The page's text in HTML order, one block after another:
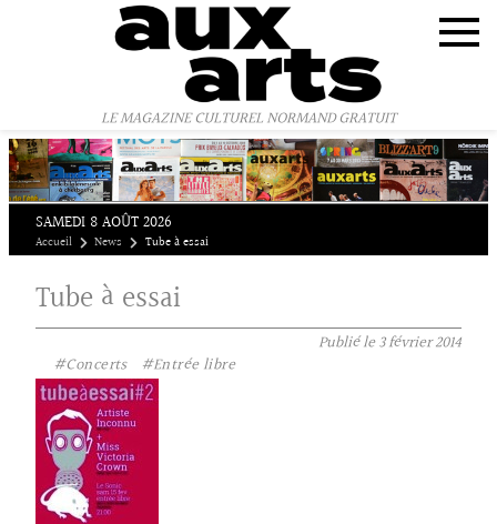
LE MAGAZINE CULTUREL NORMAND GRATUIT
SAMEDI 8 AOÛT 2026
Accueil News Tube à essai
Tube à essai
Publié le3 février 2014
#Concerts
#Entrée libre
Panneau de gestion des cookies